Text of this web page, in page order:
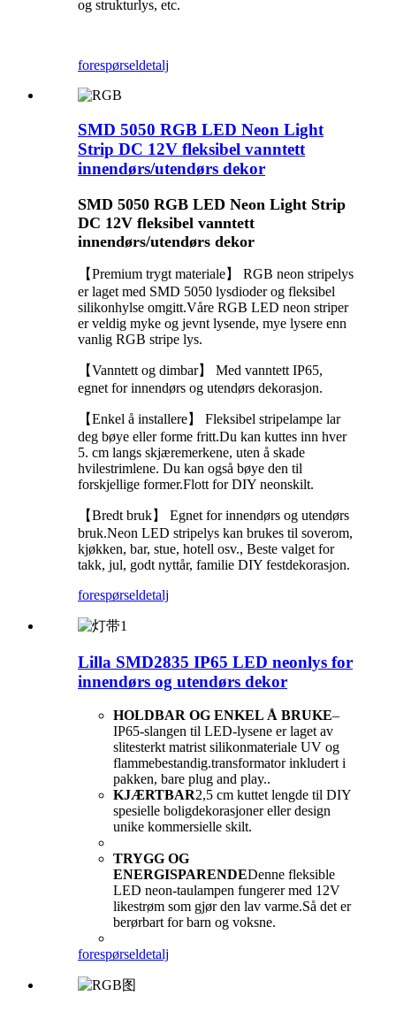
og strukturlys, etc.
forespørseldetalj
SMD 5050 RGB LED Neon Light
Strip DC 12V fleksibel vanntett
innendørs/utendørs dekor
SMD 5050 RGB LED Neon Light Strip
DC 12V fleksibel vanntett
innendørs/utendørs dekor
【Premium trygt materiale】 RGB neon stripelys
er laget med SMD 5050 lysdioder og fleksibel
silikonhylse omgitt.Våre RGB LED neon striper
er veldig myke og jevnt lysende, mye lysere enn
vanlig RGB stripe lys.
【Vanntett og dimbar】 Med vanntett IP65,
egnet for innendørs og utendørs dekorasjon.
【Enkel å installere】 Fleksibel stripelampe lar
deg bøye eller forme fritt.Du kan kuttes inn hver
5. cm langs skjæremerkene, uten å skade
hvilestrimlene. Du kan også bøye den til
forskjellige former.Flott for DIY neonskilt.
【Bredt bruk】 Egnet for innendørs og utendørs
bruk.Neon LED stripelys kan brukes til soverom,
kjøkken, bar, stue, hotell osv., Beste valget for
takk, jul, godt nyttår, familie DIY festdekorasjon.
forespørseldetalj
Lilla SMD2835 IP65 LED neonlys for
innendørs og utendørs dekor
HOLDBAR OG ENKEL Å BRUKE–
IP65-slangen til LED-lysene er laget av
slitesterkt matrist silikonmateriale UV og
flammebestandig.transformator inkludert i
pakken, bare plug and play..
KJÆRTBAR2,5 cm kuttet lengde til DIY
spesielle boligdekorasjoner eller design
unike kommersielle skilt.
TRYGG OG
ENERGISPARENDEDenne fleksible
LED neon-taulampen fungerer med 12V
likestrøm som gjør den lav varme.Så det er
berørbart for barn og voksne.
forespørseldetalj